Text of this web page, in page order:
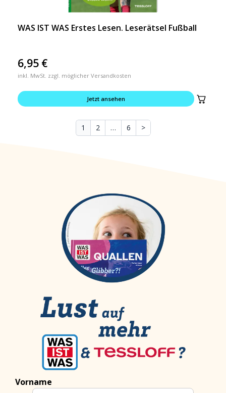
WAS IST WAS Erstes Lesen. Leserätsel Fußball
6,95 €
inkl. MwSt. zzgl. möglicher Versandkosten
Jetzt ansehen
1 2 … 6 >
Vorname